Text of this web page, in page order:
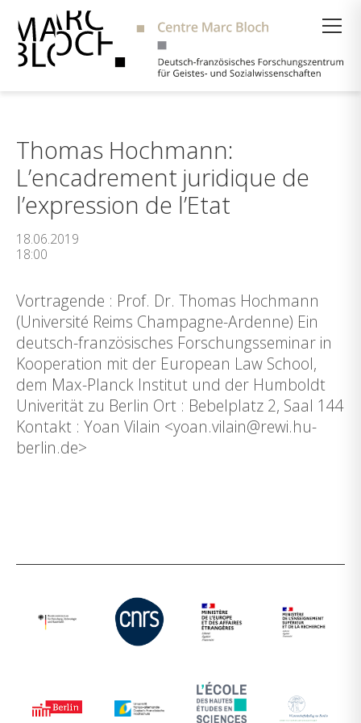
Thomas Hochmann:
L’encadrement juridique de
l’expression de l’Etat
18.06.2019
18:00
Vortragende : Prof. Dr. Thomas Hochmann
(Université Reims Champagne-Ardenne) Ein
deutsch-französisches Forschungsseminar in
Kooperation mit der European Law School,
dem Max-Planck Institut und der Humboldt
Univerität zu Berlin Ort : Bebelplatz 2, Saal 144
Kontakt : Yoan Vilain <yoan.vilain@rewi.hu-
berlin.de>